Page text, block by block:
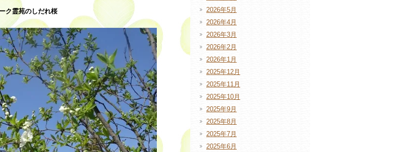
ク霊苑のしだれ桜
2026年5月
2026年4月
2026年3月
2026年2月
2026年1月
2025年12月
2025年11月
2025年10月
2025年9月
2025年8月
2025年7月
2025年6月